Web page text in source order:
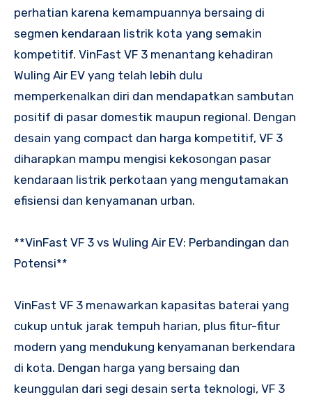
perhatian karena kemampuannya bersaing di
segmen kendaraan listrik kota yang semakin
kompetitif. VinFast VF 3 menantang kehadiran
Wuling Air EV yang telah lebih dulu
memperkenalkan diri dan mendapatkan sambutan
positif di pasar domestik maupun regional. Dengan
desain yang compact dan harga kompetitif, VF 3
diharapkan mampu mengisi kekosongan pasar
kendaraan listrik perkotaan yang mengutamakan
efisiensi dan kenyamanan urban.
**VinFast VF 3 vs Wuling Air EV: Perbandingan dan
Potensi**
VinFast VF 3 menawarkan kapasitas baterai yang
cukup untuk jarak tempuh harian, plus fitur-fitur
modern yang mendukung kenyamanan berkendara
di kota. Dengan harga yang bersaing dan
keunggulan dari segi desain serta teknologi, VF 3